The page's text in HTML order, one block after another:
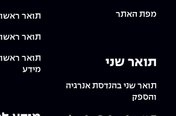
מפת האתר
תואר שני
תואר שני בהנדסת אנרגיה
והספק
תואר
תואר
תואר
מידע